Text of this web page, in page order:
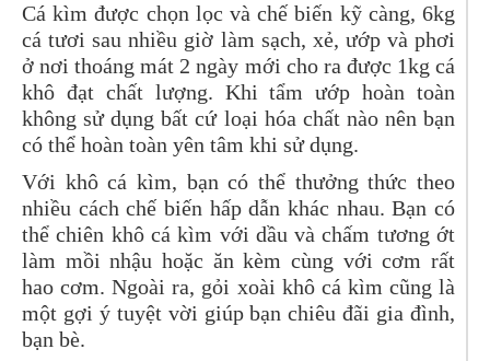
Cá kìm được chọn lọc và chế biến kỹ càng, 6kg
cá tươi sau nhiều giờ làm sạch, xẻ, ướp và phơi
ở nơi thoáng mát 2 ngày mới cho ra được 1kg cá
khô đạt chất lượng. Khi tẩm ướp hoàn toàn
không sử dụng bất cứ loại hóa chất nào nên bạn
có thể hoàn toàn yên tâm khi sử dụng.
Với khô cá kìm, bạn có thể thưởng thức theo
nhiều cách chế biến hấp dẫn khác nhau. Bạn có
thể chiên khô cá kìm với dầu và chấm tương ớt
làm mồi nhậu hoặc ăn kèm cùng với cơm rất
hao cơm. Ngoài ra, gỏi xoài khô cá kìm cũng là
một gợi ý tuyệt vời giúp bạn chiêu đãi gia đình,
bạn bè.